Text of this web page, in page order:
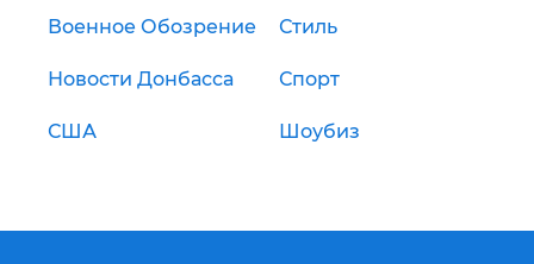
Военное Обозрение Стиль
Новости Донбасса Спорт
США Шоубиз